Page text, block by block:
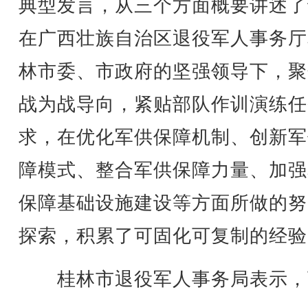
典型发言， 从三个方面概要讲述
在广西壮族自治区退役军人事务
林市委、市政府的坚强领导下，
战为战导向，紧贴部队作训演练
求，在优化军供保障机制、创新
障模式、整合军供保障力量、加
保障基础设施建设等方面所做的
探索，积累了可固化可复制的经
桂林市退役军人事务局表示